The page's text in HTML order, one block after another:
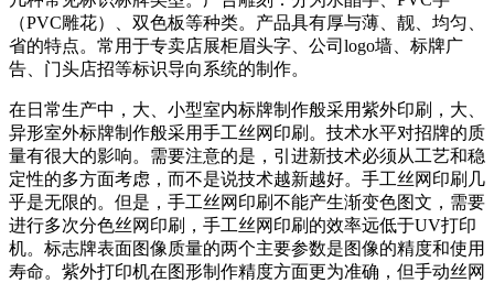
（PVC雕花）、双色板等种类。产品具有厚与薄、靓、均匀、
省的特点。常用于专卖店展柜眉头字、公司logo墙、标牌广
告、门头店招等标识导向系统的制作。
在日常生产中，大、小型室内标牌制作般采用紫外印刷，大、
异形室外标牌制作般采用手工丝网印刷。技术水平对招牌的质
量有很大的影响。需要注意的是，引进新技术必须从工艺和稳
定性的多方面考虑，而不是说技术越新越好。手工丝网印刷几
乎是无限的。但是，手工丝网印刷不能产生渐变色图文，需要
进行多次分色丝网印刷，手工丝网印刷的效率远低于UV打印
机。标志牌表面图像质量的两个主要参数是图像的精度和使用
寿命。紫外打印机在图形制作精度方面更为准确，但手动丝网